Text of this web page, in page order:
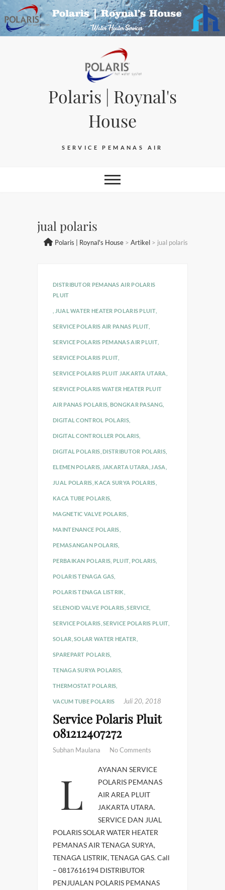
Skip
to
content
Polaris | Roynal's
House
SERVICE PEMANAS AIR
jual polaris
Polaris | Roynal's House > Artikel > jual polaris
DISTRIBUTOR PEMANAS AIR POLARIS
PLUIT
JUAL WATER HEATER POLARIS PLUIT,
SERVICE POLARIS AIR PANAS PLUIT
SERVICE POLARIS PEMANAS AIR PLUIT,
SERVICE POLARIS PLUIT
SERVICE POLARIS PLUIT JAKARTA UTARA
SERVICE POLARIS WATER HEATER PLUIT
AIR PANAS POLARIS BONGKAR PASANG,
DIGITAL CONTROL POLARIS,
DIGITAL CONTROLLER POLARIS,
DIGITAL POLARIS ,DISTRIBUTOR POLARIS,
ELEMEN POLARIS JAKARTA UTARA JASA
JUAL POLARIS KACA SURYA POLARIS
KACA TUBE POLARIS
MAGNETIC VALVE POLARIS
MAINTENANCE POLARIS
PEMASANGAN POLARIS
PERBAIKAN POLARIS PLUIT POLARIS,
POLARIS TENAGA GAS
POLARIS TENAGA LISTRIK
SELENOID VALVE POLARIS ,SERVICE
SERVICE POLARIS ,SERVICE POLARIS PLUIT
SOLAR ,SOLAR WATER HEATER
SPAREPART POLARIS
TENAGA SURYA POLARIS
THERMOSTAT POLARIS
VACUM TUBE POLARIS Juli 20, 2018
Service Polaris Pluit
081212407272
Subhan Maulana No Comments
LAYANAN SERVICE
POLARIS PEMANAS
AIR AREA PLUIT
JAKARTA UTARA.
SERVICE DAN JUAL
POLARIS SOLAR WATER HEATER
PEMANAS AIR TENAGA SURYA,
TENAGA LISTRIK, TENAGA GAS. Call
– 0817616194 DISTRIBUTOR
PENJUALAN POLARIS PEMANAS